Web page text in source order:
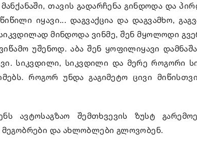
თავის გადარჩენა გინდოდა და
იყავი... დაგვაქცია და დაგვამხო,
მინდოდა ვინმე, შენ მყოლოდი
უშენოდ. აბა შენ ყოფილიყავი
სიკვდილი, სიკვდილი და მერე როგორი
როგორ უნდა გაგიმეტო ცივი
ავტოსაგზაო შემთხვევის ზუსტ
და ახლობლები გლოვობენ.